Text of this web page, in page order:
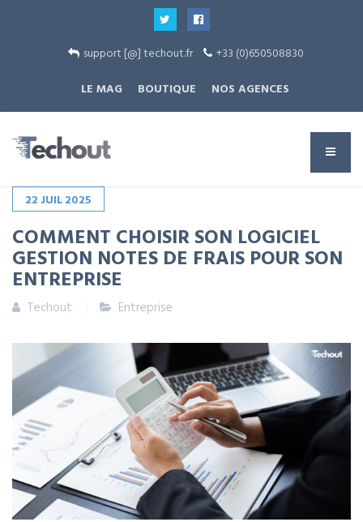
support [@] techout.fr
+33 (0)650508830
LE MAG
BOUTIQUE NOS AGENCES
22 JUIL2025
COMMENT CHOISIR SON LOGICIEL
GESTION NOTES DE FRAIS POUR SON
ENTREPRISE
Techout Entreprise